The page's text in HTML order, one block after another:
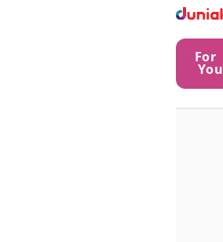
For
You